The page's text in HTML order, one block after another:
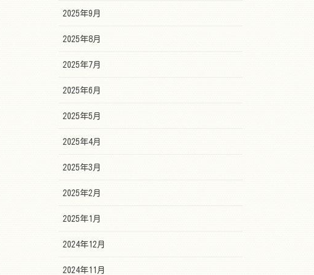
2025年9月
2025年8月
2025年7月
2025年6月
2025年5月
2025年4月
2025年3月
2025年2月
2025年1月
2024年12月
2024年11月